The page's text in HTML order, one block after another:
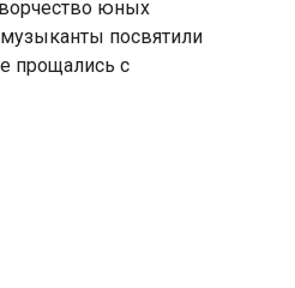
юных
посвятили
прощались с